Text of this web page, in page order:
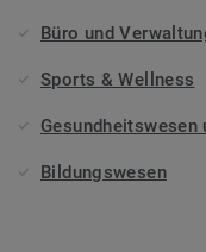
Büro und
Sports & Wellness
Gesundheitswesen
Bildungswesen